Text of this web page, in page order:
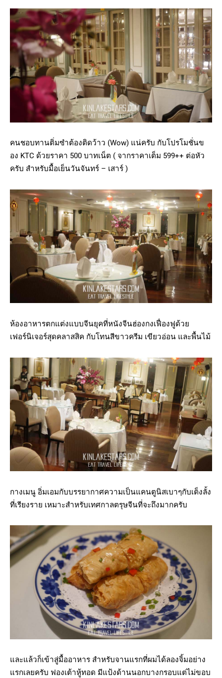
คนชอบทานติ่มซำต้องติดว้าว (Wow) แน่ครับ กับโปรโมชั่นข
อง KTC ด้วยราคา 500 บาทเน็ต ( จากราคาเต็ม 599++ ต่อหัว
ครับ สำหรับมื้อเย็นวันจันทร์ – เสาร์ )
ห้องอาหารตกแต่งแบบจีนยุคที่หนังจีนฮ่องกงเฟื่องฟูด้วย
เฟอร์นิเจอร์สุดคลาสสิค กับโทนสีขาวครีม เขียวอ่อน และพื้นไม้
กางเมนู อิ่มเอมกับบรรยากาศความเป็นแคนตูนิสเบาๆกับเต็งลั้ง
ที่เรียงราย เหมาะสำหรับเทศกาลตรุษจีนที่จะถึงมากครับ
และแล้วก็เข้าสู่มื้ออาหาร สำหรับจานแรกที่ผมได้ลองจิ้มอย่าง
แรกเลยครับ ฟองเต้าหู้ทอด มีแป้งด้านนอกบางกรอบแต่ไม่ขอบ